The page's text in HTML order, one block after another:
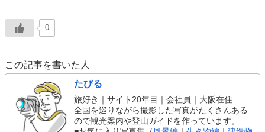
0
この記事を書いた人
たびる
旅好き｜サイト20年目｜会社員｜大阪在住
全国を巡りながら撮影した写真がたくさんある
ので観光案内や登山ガイドを作っています。